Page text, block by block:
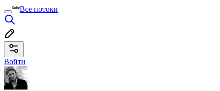
Все потоки
Войти